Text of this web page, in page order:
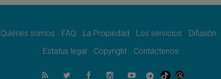
noticia para todo el Uruguay
León XIV: La revolución del Evangelio
06.08.2026
Quiénes somos FAQ La Propiedad Los servicios
Difusión
Estatus legal
Copyright Contáctenos